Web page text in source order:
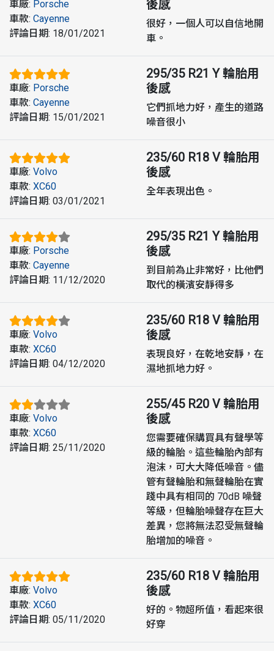
車廠: Porsche
車款: Cayenne
評論日期: 18/01/2021
後感
很好，一個人可以自信地開
車。
車廠: Porsche
車款: Cayenne
評論日期: 15/01/2021
295/35 R21 Y 輪胎用
後感
它們抓地力好，產生的道路
噪音很小
車廠: Volvo
車款: XC60
評論日期: 03/01/2021
235/60 R18 V 輪胎用
後感
全年表現出色。
車廠: Porsche
車款: Cayenne
評論日期: 11/12/2020
295/35 R21 Y 輪胎用
後感
到目前為止非常好，比他們
取代的橫濱安靜得多
車廠: Volvo
車款: XC60
評論日期: 04/12/2020
235/60 R18 V 輪胎用
後感
表現良好，在乾地安靜，在
濕地抓地力好。
車廠: Volvo
車款: XC60
評論日期: 25/11/2020
255/45 R20 V 輪胎用
後感
您需要確保購買具有聲學等
級的輪胎。這些輪胎內部有
泡沫，可大大降低噪音。儘
管有聲輪胎和無聲輪胎在實
踐中具有相同的 70dB 噪聲
等級，但輪胎噪聲存在巨大
差異，您將無法忍受無聲輪
胎增加的噪音。
車廠: Volvo
車款: XC60
評論日期: 05/11/2020
235/60 R18 V 輪胎用
後感
好的。物超所值，看起來很
好穿